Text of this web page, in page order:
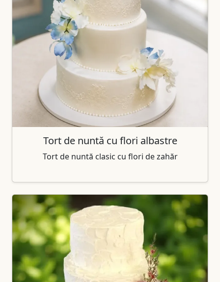
Tort de nuntă cu flori albastre
Tort de nuntă clasic cu flori de zahăr